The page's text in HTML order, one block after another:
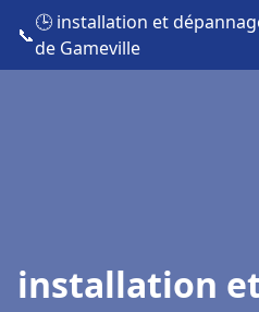
📞
🕒 installation et
de Gameville
installation